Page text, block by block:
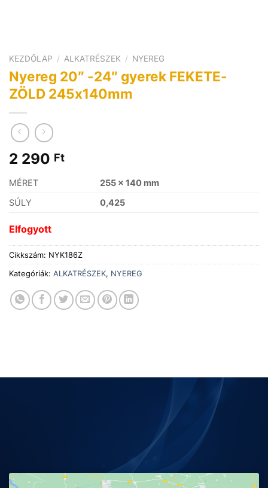
KEZDŐLAP / ALKATRÉSZEK / NYEREG
Nyereg 20″ -24″ gyerek FEKETE-
ZÖLD 245x140mm
2 290 Ft
MÉRET
255 x 140 mm
SÚLY
0,425
Elfogyott
Cikkszám: NYK186Z
Kategóriák: ALKATRÉSZEK, NYEREG